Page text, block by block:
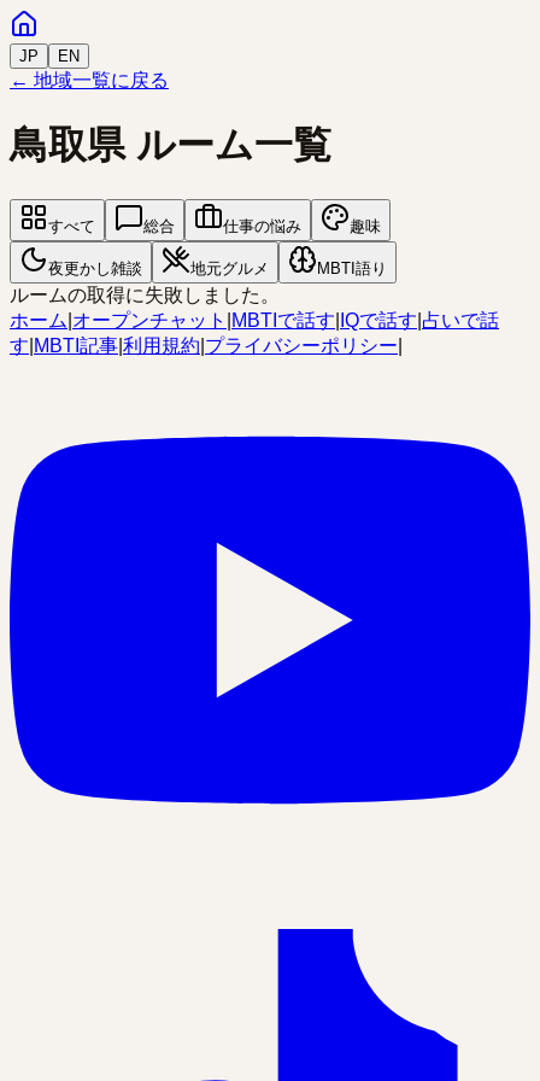
JP EN
← 地域一覧に戻る
鳥取県ルーム一覧
すべて 総合 仕事の悩み 趣味
夜更かし雑談 地元グルメ MBTI語り
ルームの取得に失敗しました。
ホーム オープンチャット MBTIで話す IQで話す 占いで話
す MBTI記事 利用規約 プライバシーポリシー